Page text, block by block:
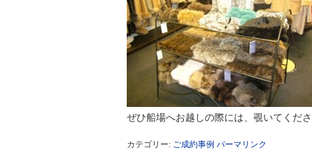
ぜひ船場へお越しの際には、覗いてくだ
カテゴリー: ご成約事例 パーマリンク